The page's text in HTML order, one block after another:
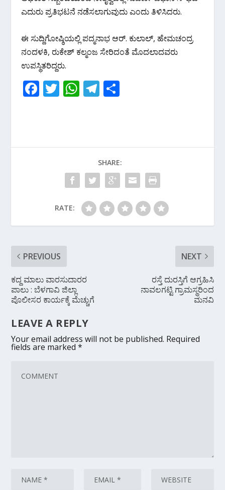
ಎದುರು ಪ್ರತಿಭಟನೆ ನಡೆಸಲಾಗುವುದು ಎಂದು ತಿಳಿಸಿದರು.
ಈ ಸುದ್ದಿಗೋಷ್ಠಿಯಲ್ಲಿ ಪದ್ಮನಾಭ ಆರ್. ಕುಲಾಲ್, ಹೇಮಚಂದ್ರ
ನಂದಳಕಿ, ರುಕೇಶ್ ಕಲ್ಮಂಜ ಸೇರಿದಂತೆ ಮೊದಲಾದವರು
ಉಪಸ್ಥಿತರಿದ್ದರು.
F
ac
o
T
w
W
h
A
p
p
T
el
a
m
SHARE:
RATE:
PREVIOUS
ಕದ್ದ ಮಾಲು ವಾರಸುದಾರರ
ಪಾಲು : ಬೆಳಗಾವಿ ಜಿಲ್ಲಾ
ಪೊಲೀಸರ ಕಾರ್ಯಕ್ಕೆ ಮೆಚ್ಚುಗೆ
NEXT
ರಸ್ತೆ ದುರಸ್ತಿಗೆ ಆಗ್ರಹಿಸಿ
ನಾವಲಗಟ್ಟಿ ಗ್ರಾಮಸ್ಥರಿಂದ
ಮನವಿ
LEAVE A REPLY
Your email address will not be published. Required
fields are marked*